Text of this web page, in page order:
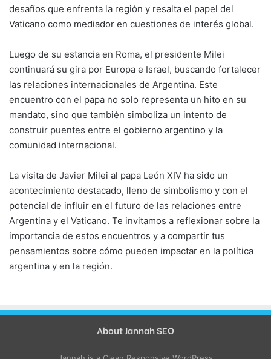
desafíos que enfrenta la región y resalta el papel del
Vaticano como mediador en cuestiones de interés global.
Luego de su estancia en Roma, el presidente Milei
continuará su gira por Europa e Israel, buscando fortalecer
las relaciones internacionales de Argentina. Este
encuentro con el papa no solo representa un hito en su
mandato, sino que también simboliza un intento de
construir puentes entre el gobierno argentino y la
comunidad internacional.
La visita de Javier Milei al papa León XIV ha sido un
acontecimiento destacado, lleno de simbolismo y con el
potencial de influir en el futuro de las relaciones entre
Argentina y el Vaticano. Te invitamos a reflexionar sobre la
importancia de estos encuentros y a compartir tus
pensamientos sobre cómo pueden impactar en la política
argentina y en la región.
About Jannah SEO